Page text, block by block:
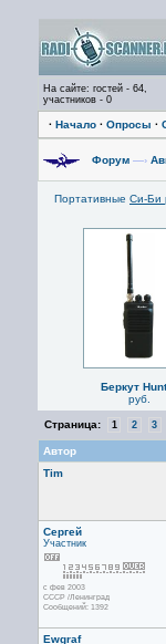
На сайте: гостей - 64,
участников - 0
· Начало · Опросы ·
Форум —›
Портативные Си-Би
Беркут
руб.
Страница: 1 2 3
Автор
Tim
Сергей
Участник
с фев 2003
СССР /Ленинград
Сообщений: 1392
Ewgraf